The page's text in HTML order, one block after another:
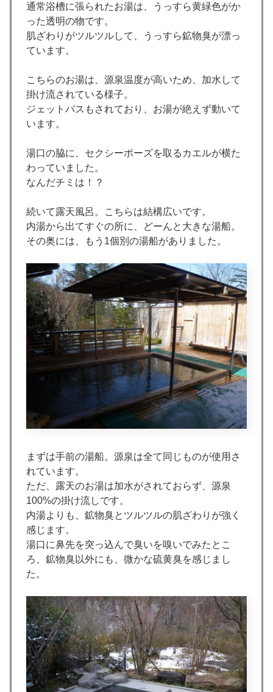
通常浴槽に張られたお湯は、うっすら黄緑色がか
った透明の物です。
肌ざわりがツルツルして、うっすら鉱物臭が漂っ
ています。
こちらのお湯は、源泉温度が高いため、加水して
掛け流されている様子。
ジェットバスもされており、お湯が絶えず動いて
います。
湯口の脇に、セクシーポーズを取るカエルが横た
わっていました。
なんだチミは！？
続いて露天風呂。こちらは結構広いです。
内湯から出てすぐの所に、どーんと大きな湯船。
その奥には、もう1個別の湯船がありました。
まずは手前の湯船。源泉は全て同じものが使用さ
れています。
ただ、露天のお湯は加水がされておらず、源泉
100%の掛け流しです。
内湯よりも、鉱物臭とツルツルの肌ざわりが強く
感じます。
湯口に鼻先を突っ込んで臭いを嗅いでみたとこ
ろ、鉱物臭以外にも、微かな硫黄臭を感じまし
た。